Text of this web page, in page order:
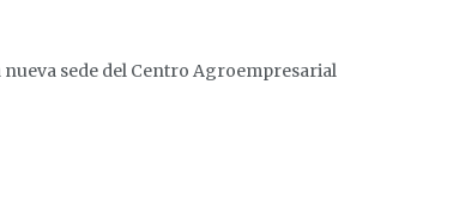
sede del Centro Agroempresarial